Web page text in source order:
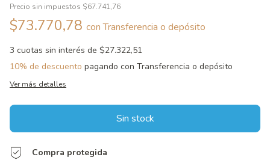
Precio sin impuestos $67.741,76
$73.770,78 con Transferencia o depósito
3 cuotas sin interés de $27.322,51
10% de descuento pagando con Transferencia o depósito
Ver más detalles
Compra protegida